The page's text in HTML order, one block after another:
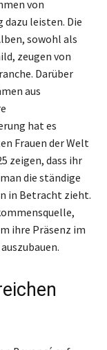
von
leisten. Die
sowohl als
zeugen von
Darüber
aus
hat es
Frauen der Welt
zeigen, dass ihr
die ständige
in Betracht zieht.
ihre Präsenz im